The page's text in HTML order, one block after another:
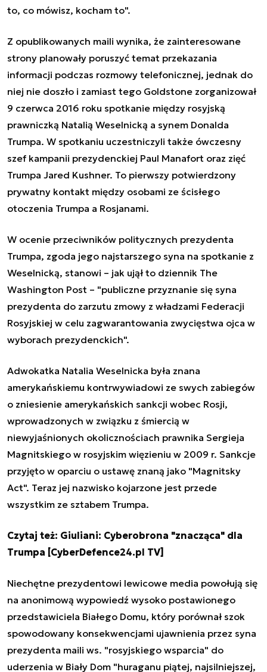
to, co mówisz, kocham to".
Z opublikowanych maili wynika, że zainteresowane
strony planowały poruszyć temat przekazania
informacji podczas rozmowy telefonicznej, jednak do
niej nie doszło i zamiast tego Goldstone zorganizował
9 czerwca 2016 roku spotkanie między rosyjską
prawniczką Natalią Weselnicką a synem Donalda
Trumpa. W spotkaniu uczestniczyli także ówczesny
szef kampanii prezydenckiej Paul Manafort oraz zięć
Trumpa Jared Kushner. To pierwszy potwierdzony
prywatny kontakt między osobami ze ścisłego
otoczenia Trumpa a Rosjanami.
W ocenie przeciwników politycznych prezydenta
Trumpa, zgoda jego najstarszego syna na spotkanie z
Weselnicką, stanowi – jak ujął to dziennik The
Washington Post – "publiczne przyznanie się syna
prezydenta do zarzutu zmowy z władzami Federacji
Rosyjskiej w celu zagwarantowania zwycięstwa ojca w
wyborach prezydenckich".
Adwokatka Natalia Weselnicka była znana
amerykańskiemu kontrwywiadowi ze swych zabiegów
o zniesienie amerykańskich sankcji wobec Rosji,
wprowadzonych w związku z śmiercią w
niewyjaśnionych okolicznościach prawnika Sergieja
Magnitskiego w rosyjskim więzieniu w 2009 r. Sankcje
przyjęto w oparciu o ustawę znaną jako "Magnitsky
Act". Teraz jej nazwisko kojarzone jest przede
wszystkim ze sztabem Trumpa.
Czytaj też: Giuliani: Cyberobrona "znacząca" dla
Trumpa [CyberDefence24.pl TV]
Niechętne prezydentowi lewicowe media powołują się
na anonimową wypowiedź wysoko postawionego
przedstawiciela Białego Domu, który porównał szok
spowodowany konsekwencjami ujawnienia przez syna
prezydenta maili ws. "rosyjskiego wsparcia" do
uderzenia w Biały Dom "huraganu piątej, najsilniejszej,